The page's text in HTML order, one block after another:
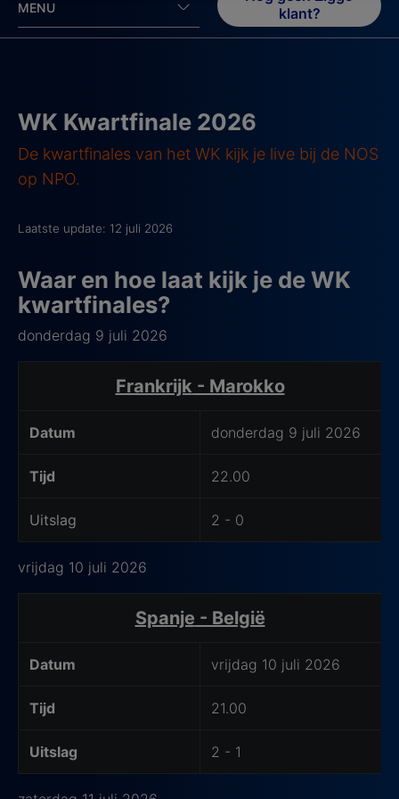
MENU
klant?
WK Kwartfinale 2026
De kwartfinales van het WK kijk je live bij de NOS
op NPO.
Laatste update: 12 juli 2026
Waar en hoe laat kijk je de WK
kwartfinales?
donderdag 9 juli 2026
Frankrijk - Marokko
Datum donderdag 9 juli 2026
Tijd 22.00
Uitslag 2 - 0
vrijdag 10 juli 2026
Spanje - België
Datum vrijdag 10 juli 2026
Tijd 21.00
Uitslag 2 - 1
met jouw privacy.